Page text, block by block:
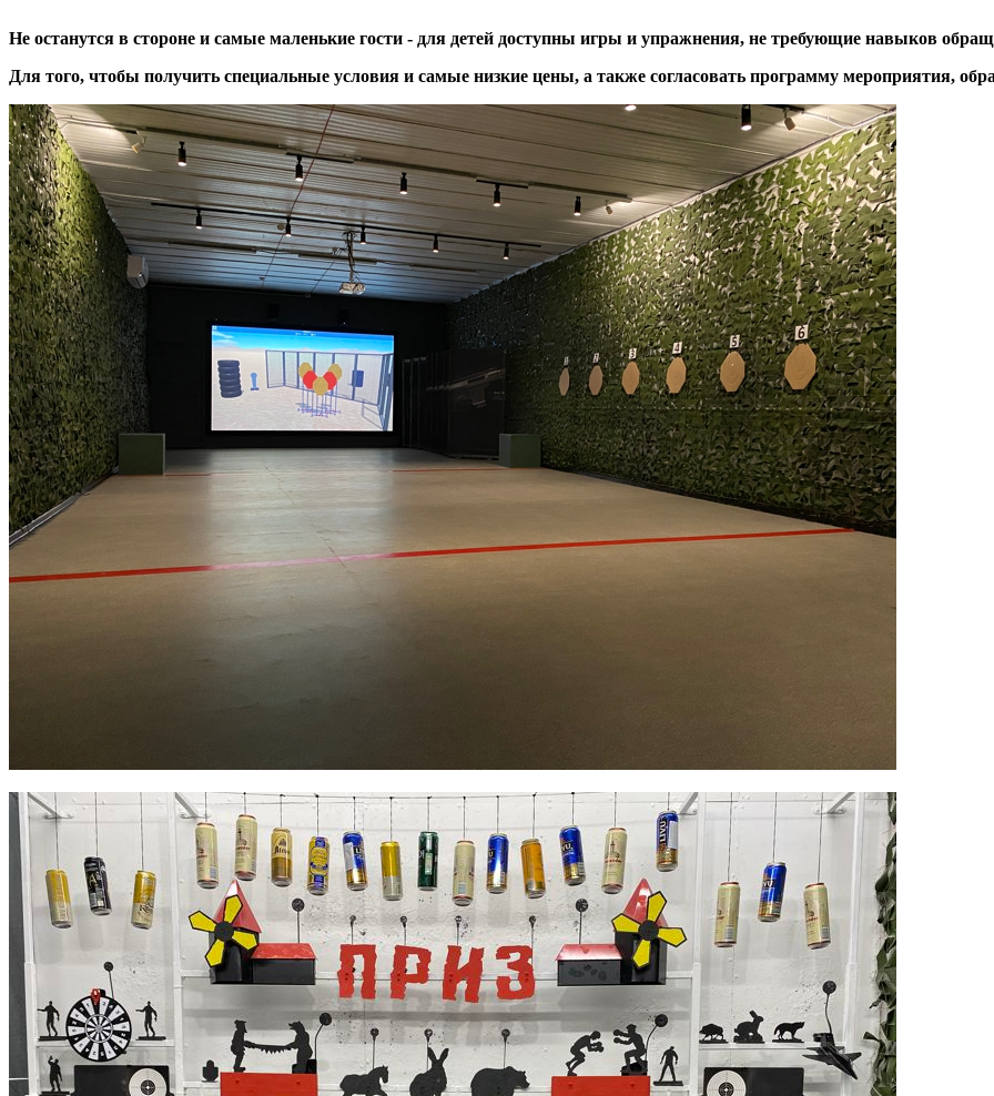
Не останутся в стороне и самые маленькие гости - для детей доступны игры и упражнения, не требующие навыков
Для того, чтобы получить специальные условия и самые низкие цены, а также согласовать программу мероприятия,